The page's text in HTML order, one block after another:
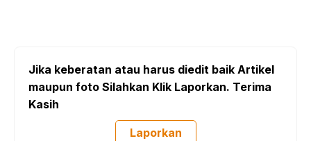
Jika keberatan atau harus diedit baik Artikel
maupun foto Silahkan Klik Laporkan. Terima
Kasih
Laporkan